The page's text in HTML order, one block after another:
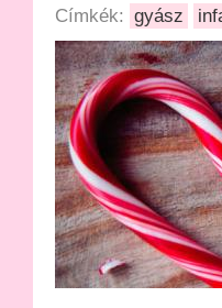
Címkék: gyász